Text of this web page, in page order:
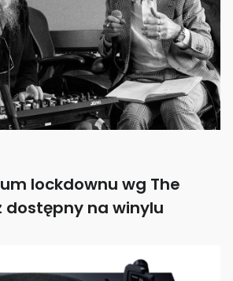
lockdownu wg The
dostępny na winylu